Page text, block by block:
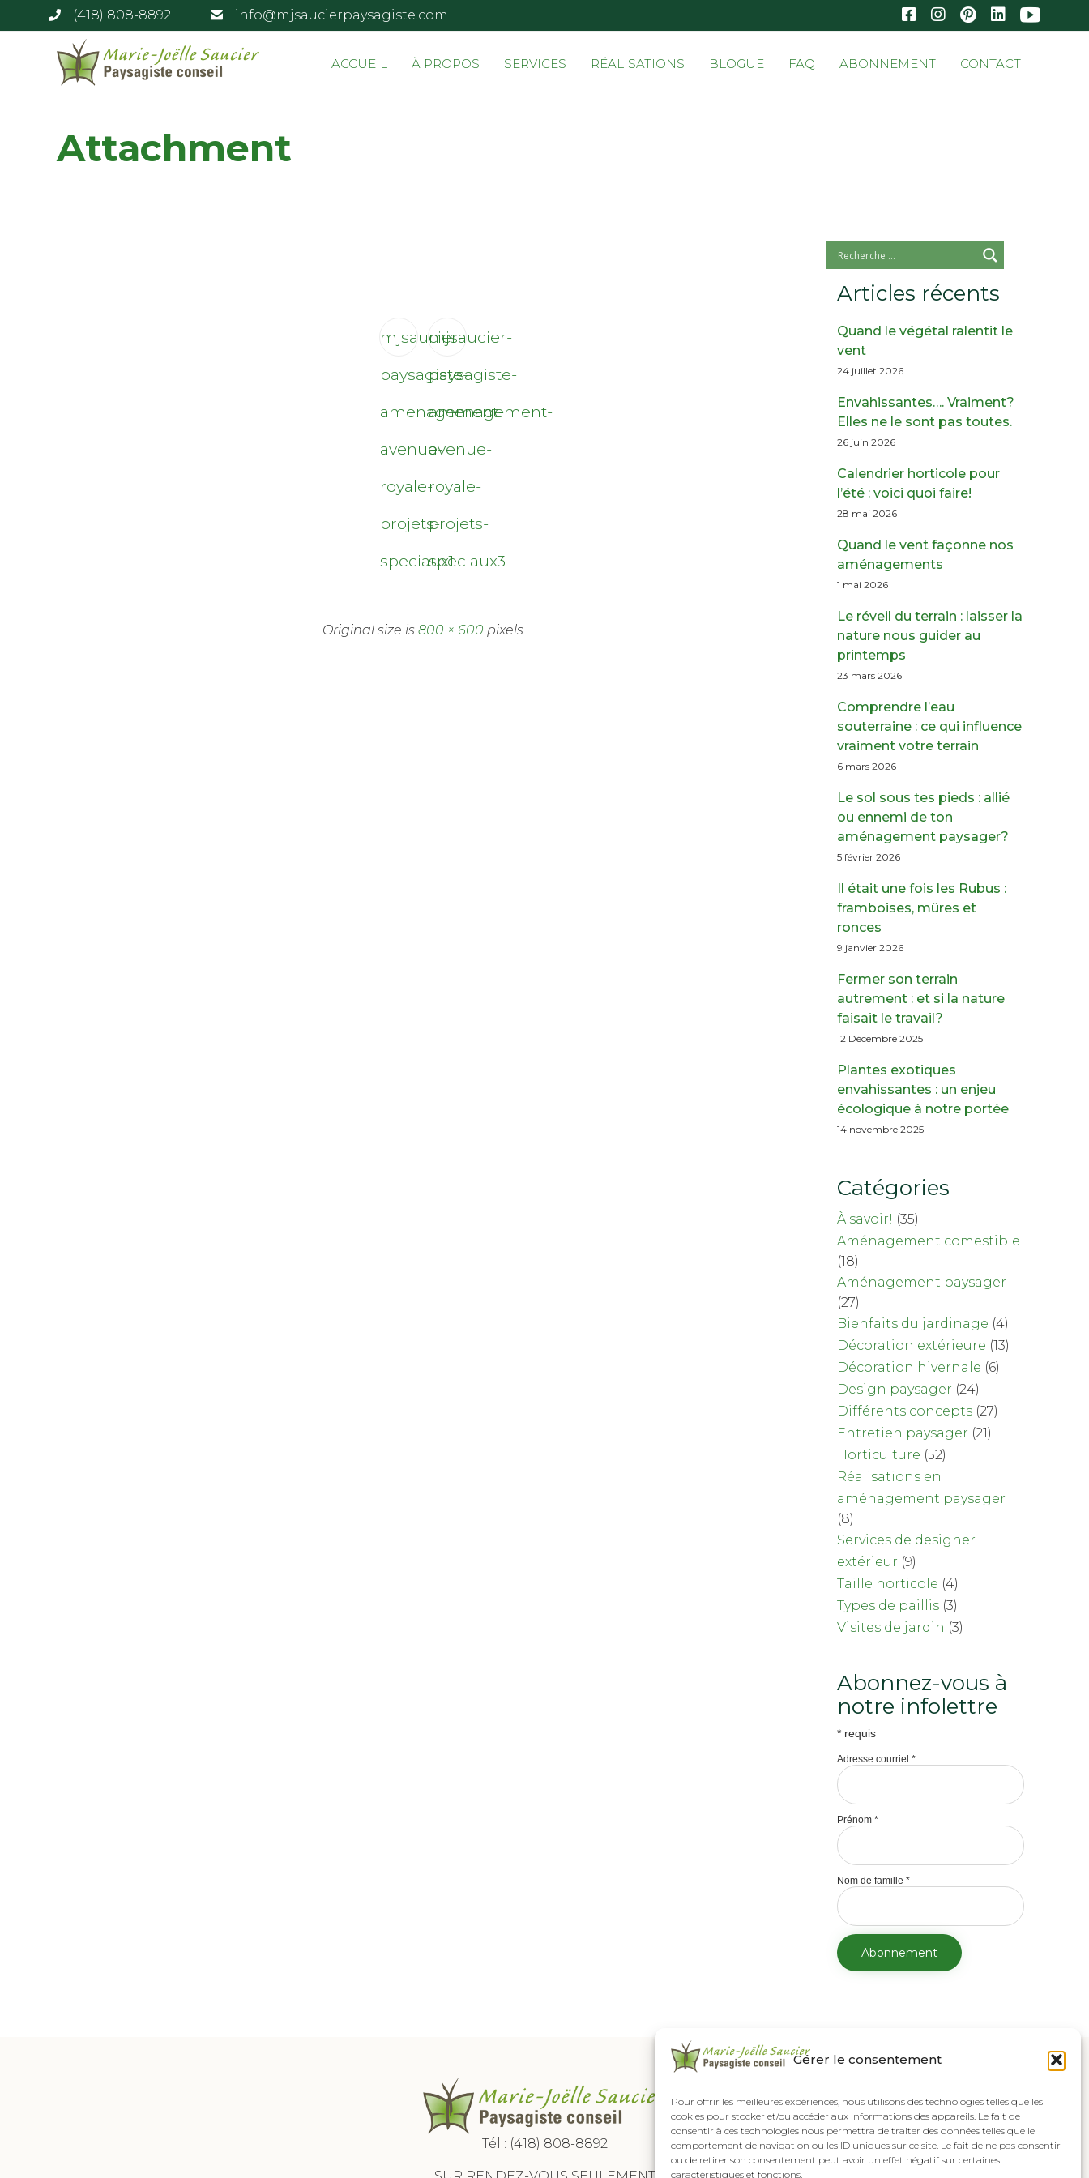
Gérer le consentement
Pour offrir les meilleures expériences, nous utilisons des technologies telles que les
cookies pour stocker et/ou accéder aux informations des appareils. Le fait de
consentir à ces technologies nous permettra de traiter des données telles que le
comportement de navigation ou les ID uniques sur ce site. Le fait de ne pas consentir
ou de retirer son consentement peut avoir un effet négatif sur certaines
caractéristiques et fonctions.
(418) 808-8892 info@mjsaucierpaysagiste.com
ACCUEIL À PROPOS SERVICES RÉALISATIONS BLOGUE FAQ ABONNEMENT CONTACT
Attachment
mjsaucier-
paysagiste-
amenagement-
avenue-
royale-
projets-
speciaux1
mjsaucier-
paysagiste-
amenagement-
avenue-
royale-
projets-
speciaux3
Original size is 800 × 600 pixels
Articles récents
Quand le végétal ralentit le
vent
24 juillet 2026
Envahissantes…. Vraiment?
Elles ne le sont pas toutes.
26 juin 2026
Calendrier horticole pour
l’été : voici quoi faire!
28 mai 2026
Quand le vent façonne nos
aménagements
1 mai 2026
Le réveil du terrain : laisser la
nature nous guider au
printemps
23 mars 2026
Comprendre l’eau
souterraine : ce qui influence
vraiment votre terrain
6 mars 2026
Le sol sous tes pieds : allié
ou ennemi de ton
aménagement paysager?
5 février 2026
Il était une fois les Rubus :
framboises, mûres et
ronces
9 janvier 2026
Fermer son terrain
autrement : et si la nature
faisait le travail?
12 Décembre 2025
Plantes exotiques
envahissantes : un enjeu
écologique à notre portée
14 novembre 2025
Catégories
À savoir! (35)
Aménagement comestible
(18)
Aménagement paysager
(27)
Bienfaits du jardinage (4)
Décoration extérieure (13)
Décoration hivernale (6)
Design paysager (24)
Différents concepts (27)
Entretien paysager (21)
Horticulture (52)
Réalisations en
aménagement paysager
(8)
Services de designer
extérieur (9)
Taille horticole (4)
Types de paillis (3)
Visites de jardin (3)
Abonnez-vous à
notre infolettre
* requis
Adresse courriel*
Prénom*
Nom de famille*
Tél : (418) 808-8892